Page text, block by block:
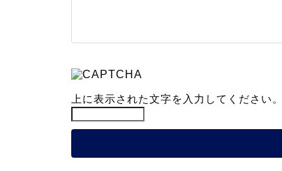
上に表示された文字を入力してください。